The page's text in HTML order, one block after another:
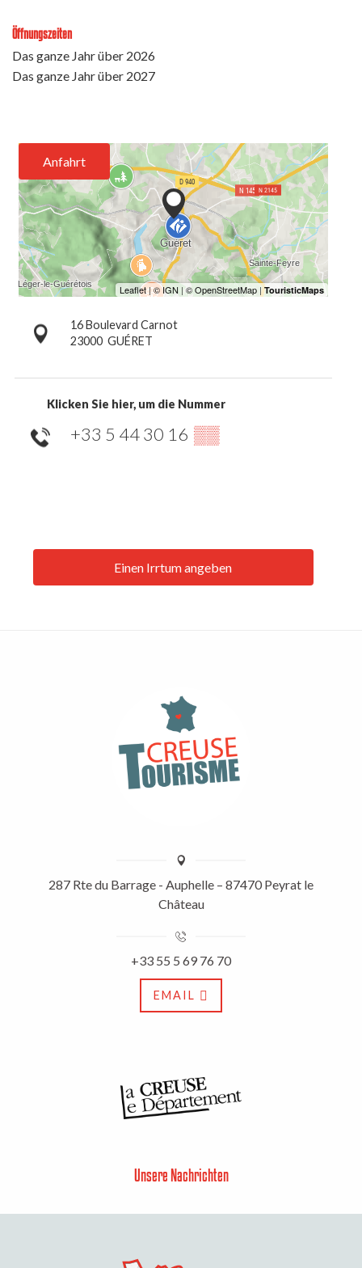
Öffnungszeiten
Das ganze Jahr über 2026
Das ganze Jahr über 2027
Anfahrt
16 Boulevard Carnot
23000 GUÉRET
Klicken Sie hier, um die Nummer
+33 5 44 30 16 ▒▒
Einen Irrtum angeben
287 Rte du Barrage - Auphelle – 87470 Peyrat le
Château
+33 55 5 69 76 70
EMAIL
Unsere Nachrichten